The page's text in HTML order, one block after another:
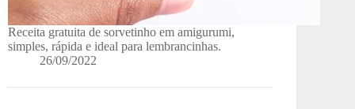
Receita gratuita de sorvetinho em amigurumi,
simples, rápida e ideal para lembrancinhas.
26/09/2022